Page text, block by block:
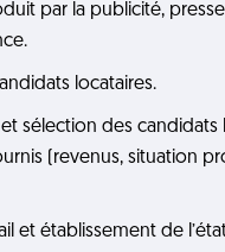
par la publicité,
locataires.
sélection des candidats
(revenus, situation
et établissement de